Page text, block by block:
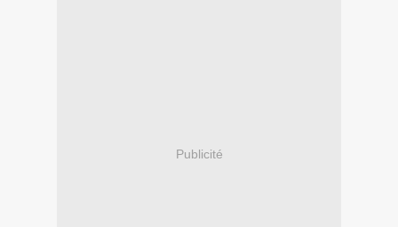
Publicité